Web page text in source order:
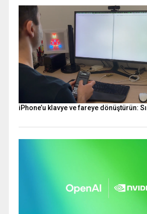
iPhone’u klavye ve fareye dönüştürün: